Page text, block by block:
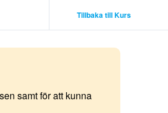
Tillbaka till Kurs
samt för att kunna